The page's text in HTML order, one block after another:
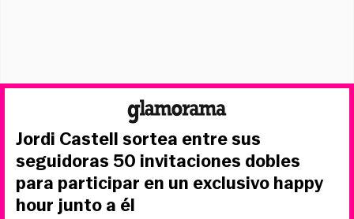
Jordi Castell sortea entre sus
seguidoras 50 invitaciones dobles
para participar en un exclusivo happy
hour junto a él